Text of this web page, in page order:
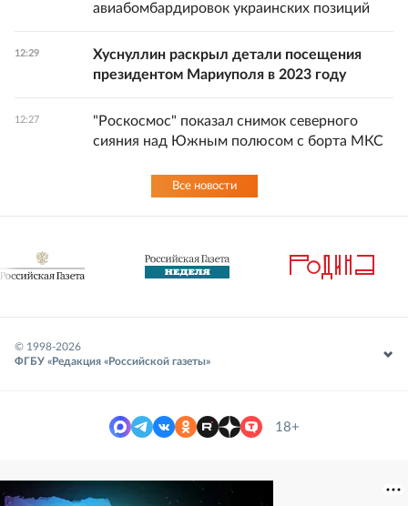
авиабомбардировок украинских позиций
12:29
Хуснуллин раскрыл детали посещения
президентом Мариуполя в 2023 году
12:27
"Роскосмос" показал снимок северного
сияния над Южным полюсом с борта МКС
Все новости
© 1998-2026
ФГБУ «Редакция «Российской газеты»
18+